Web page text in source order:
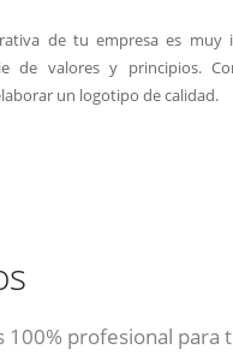
de tu empresa es muy
de valores y principios.
un logotipo de calidad.
100% profesional para